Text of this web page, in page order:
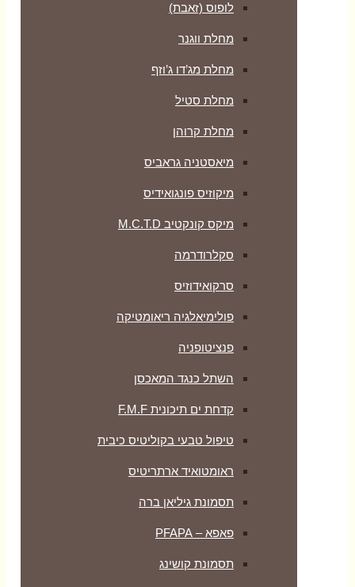
לופוס (זאבת)
מחלת ווגנר
מחלת מג’דו ג’וזף
מחלת סטיל
מחלת קרוהן
מיאסטניה גראביס
מיקוזיס פונגואידיס
מיקס קונקטיב M.C.T.D
סקלרודרמה
סרקואידוזיס
פולימיאלגיה ריאומטיקה
‏פנציטופניה
השתל כנגד המאכסן
קדחת ים תיכונית F.M.F
טיפול טבעי בקוליטיס כיבית
ראומטואיד ארתריטיס
תסמונת גיליאן ברה
פאפא – PFAPA
תסמונת קושינג